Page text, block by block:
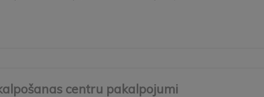
centru pakalpojumi